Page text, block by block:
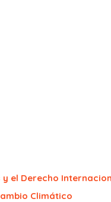
y el Derecho
Climático